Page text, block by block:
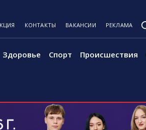
КОНТАКТЫ ВАКАНСИИ РЕКЛАМА
Здоровье Спорт Происшествия